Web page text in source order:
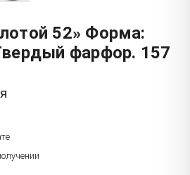
52» Форма:
фарфор. 157